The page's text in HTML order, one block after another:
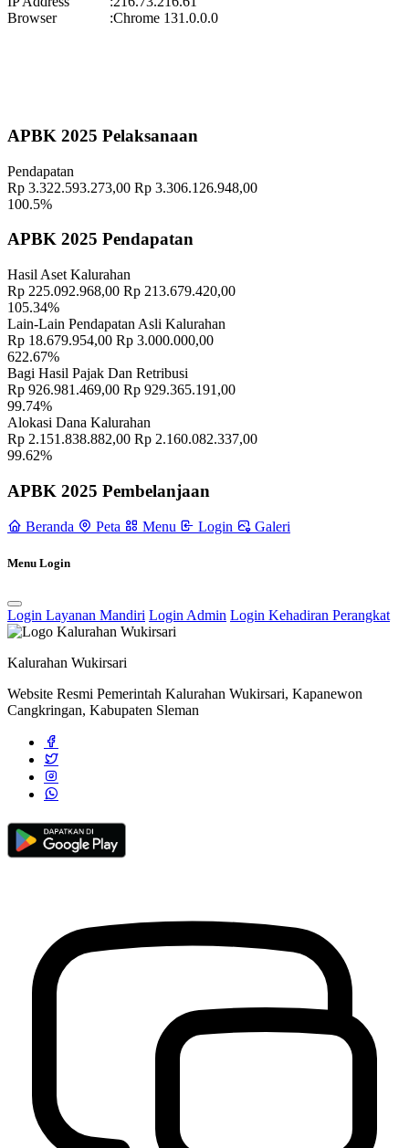
Geografis 10 November 2021
Memahami Peran dan Makna Rois dalam Pembinaan Rois di
Kalurahan Wukirsari 02 April 2024
Sampai Saat Ini 21 November 2022
Profil Lurah 17 November 2021
Sungai Sriwil Meluap, Tanaman Petani Rusak
PERATURAN LURAH WUKIRSARI NOMOR 3 TAHUN 2022
16 September 2022
Profil Potensi Desa
Pekan Olahraga Kalurahan Wukirsari 2025 Segera Hadir!
Browser
:Chrome 131.0.0.0
APBK 2025 Pelaksanaan
Pendapatan
Rp 3.322.593.273,00 Rp 3.306.126.948,00
100.5%
APBK 2025 Pendapatan
Hasil Aset Kalurahan
Rp 225.092.968,00 Rp 213.679.420,00
105.34%
Lain-Lain Pendapatan Asli Kalurahan
Rp 18.679.954,00 Rp 3.000.000,00
622.67%
Bagi Hasil Pajak Dan Retribusi
Rp 926.981.469,00 Rp 929.365.191,00
99.74%
Alokasi Dana Kalurahan
Rp 2.151.838.882,00 Rp 2.160.082.337,00
99.62%
APBK 2025 Pembelanjaan
Beranda Peta Menu Login Galeri
Menu Login
Login Layanan Mandiri Login Admin Login Kehadiran Perangkat
Kalurahan Wukirsari
Website Resmi Pemerintah Kalurahan Wukirsari, Kapanewon
Cangkringan, Kabupaten Sleman